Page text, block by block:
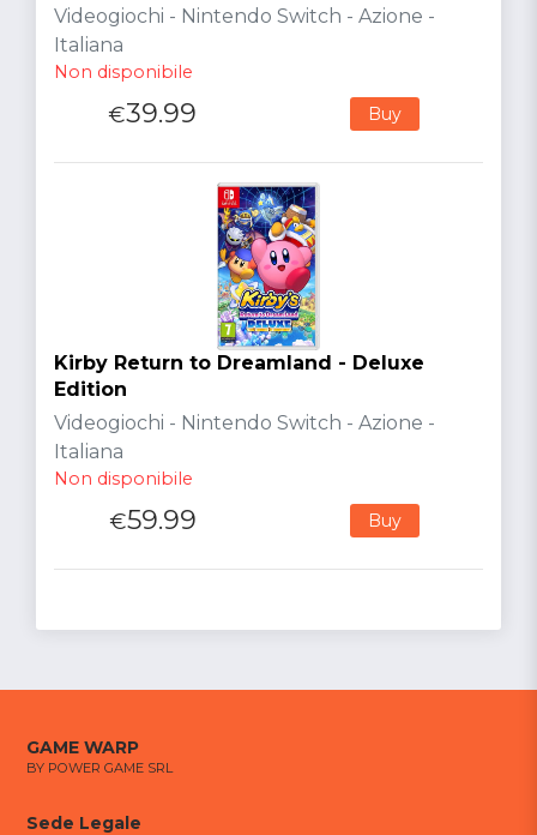
Videogiochi - Nintendo Switch - Azione -
Italiana
Non disponibile
€39.99 Buy
Kirby Return to Dreamland - Deluxe
Edition
Videogiochi - Nintendo Switch - Azione -
Italiana
Non disponibile
€59.99 Buy
GAME WARP
BY POWER GAME SRL
Sede Legale